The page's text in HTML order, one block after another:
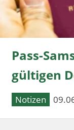
Pass-
gültigen
Notizen